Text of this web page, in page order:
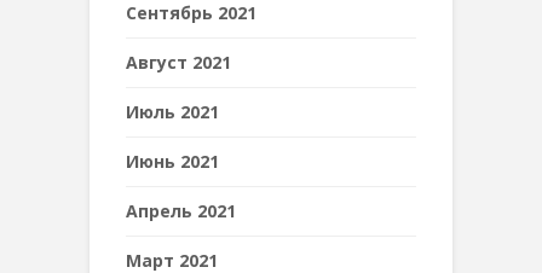
Сентябрь 2021
Август 2021
Июль 2021
Июнь 2021
Апрель 2021
Март 2021